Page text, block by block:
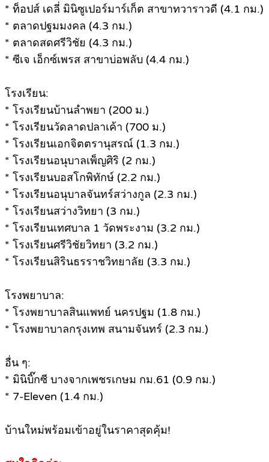
* ท็อปส์ เดลี่ มินิซูเปอร์มาร์เก็ต สาขาทวาราวดี (4.1 กม.)
* ตลาดปฐมมงคล (4.3 กม.)
* ตลาดสดศรีวิชัย (4.3 กม.)
* ซีเจ เอ็กซ์เพรส สาขาบ่อพลับ (4.4 กม.)
โรงเรียน:
* โรงเรียนบ้านลำพยา (200 ม.)
* โรงเรียนวัดลาดปลาเค้า (700 ม.)
* โรงเรียนเอกจิตตรานุสรณ์ (1.3 กม.)
* โรงเรียนอนุบาลเพ็ญศิริ (2 กม.)
* โรงเรียนบอสโกพิทักษ์ (2.2 กม.)
* โรงเรียนอนุบาลจันทร์สว่างกูล (2.3 กม.)
* โรงเรียนสว่างวิทยา (3 กม.)
* โรงเรียนเทศบาล 1 วัดพระงาม (3.2 กม.)
* โรงเรียนศรีวิชัยวิทยา (3.2 กม.)
* โรงเรียนสิรินธรราชวิทยาลัย (3.3 กม.)
โรงพยาบาล:
* โรงพยาบาลสินแพทย์ นครปฐม (1.8 กม.)
* โรงพยาบาลกรุงเทพ สนามจันทร์ (2.3 กม.)
อื่น ๆ:
* มินิบิ๊กซี บางจากเพชรเกษม กม.61 (0.9 กม.)
* 7-Eleven (1.4 กม.)
บ้านใหม่พร้อมเข้าอยู่ในราคาสุดคุ้ม!